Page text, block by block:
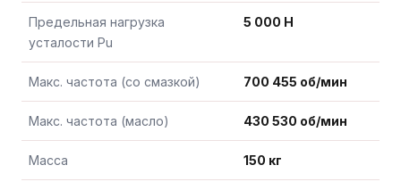
Предельная нагрузка
усталости Pu
5 000 Н
Макс. частота (со смазкой) 700 455 об/мин
Макс. частота (масло) 430 530 об/мин
Масса 150 кг